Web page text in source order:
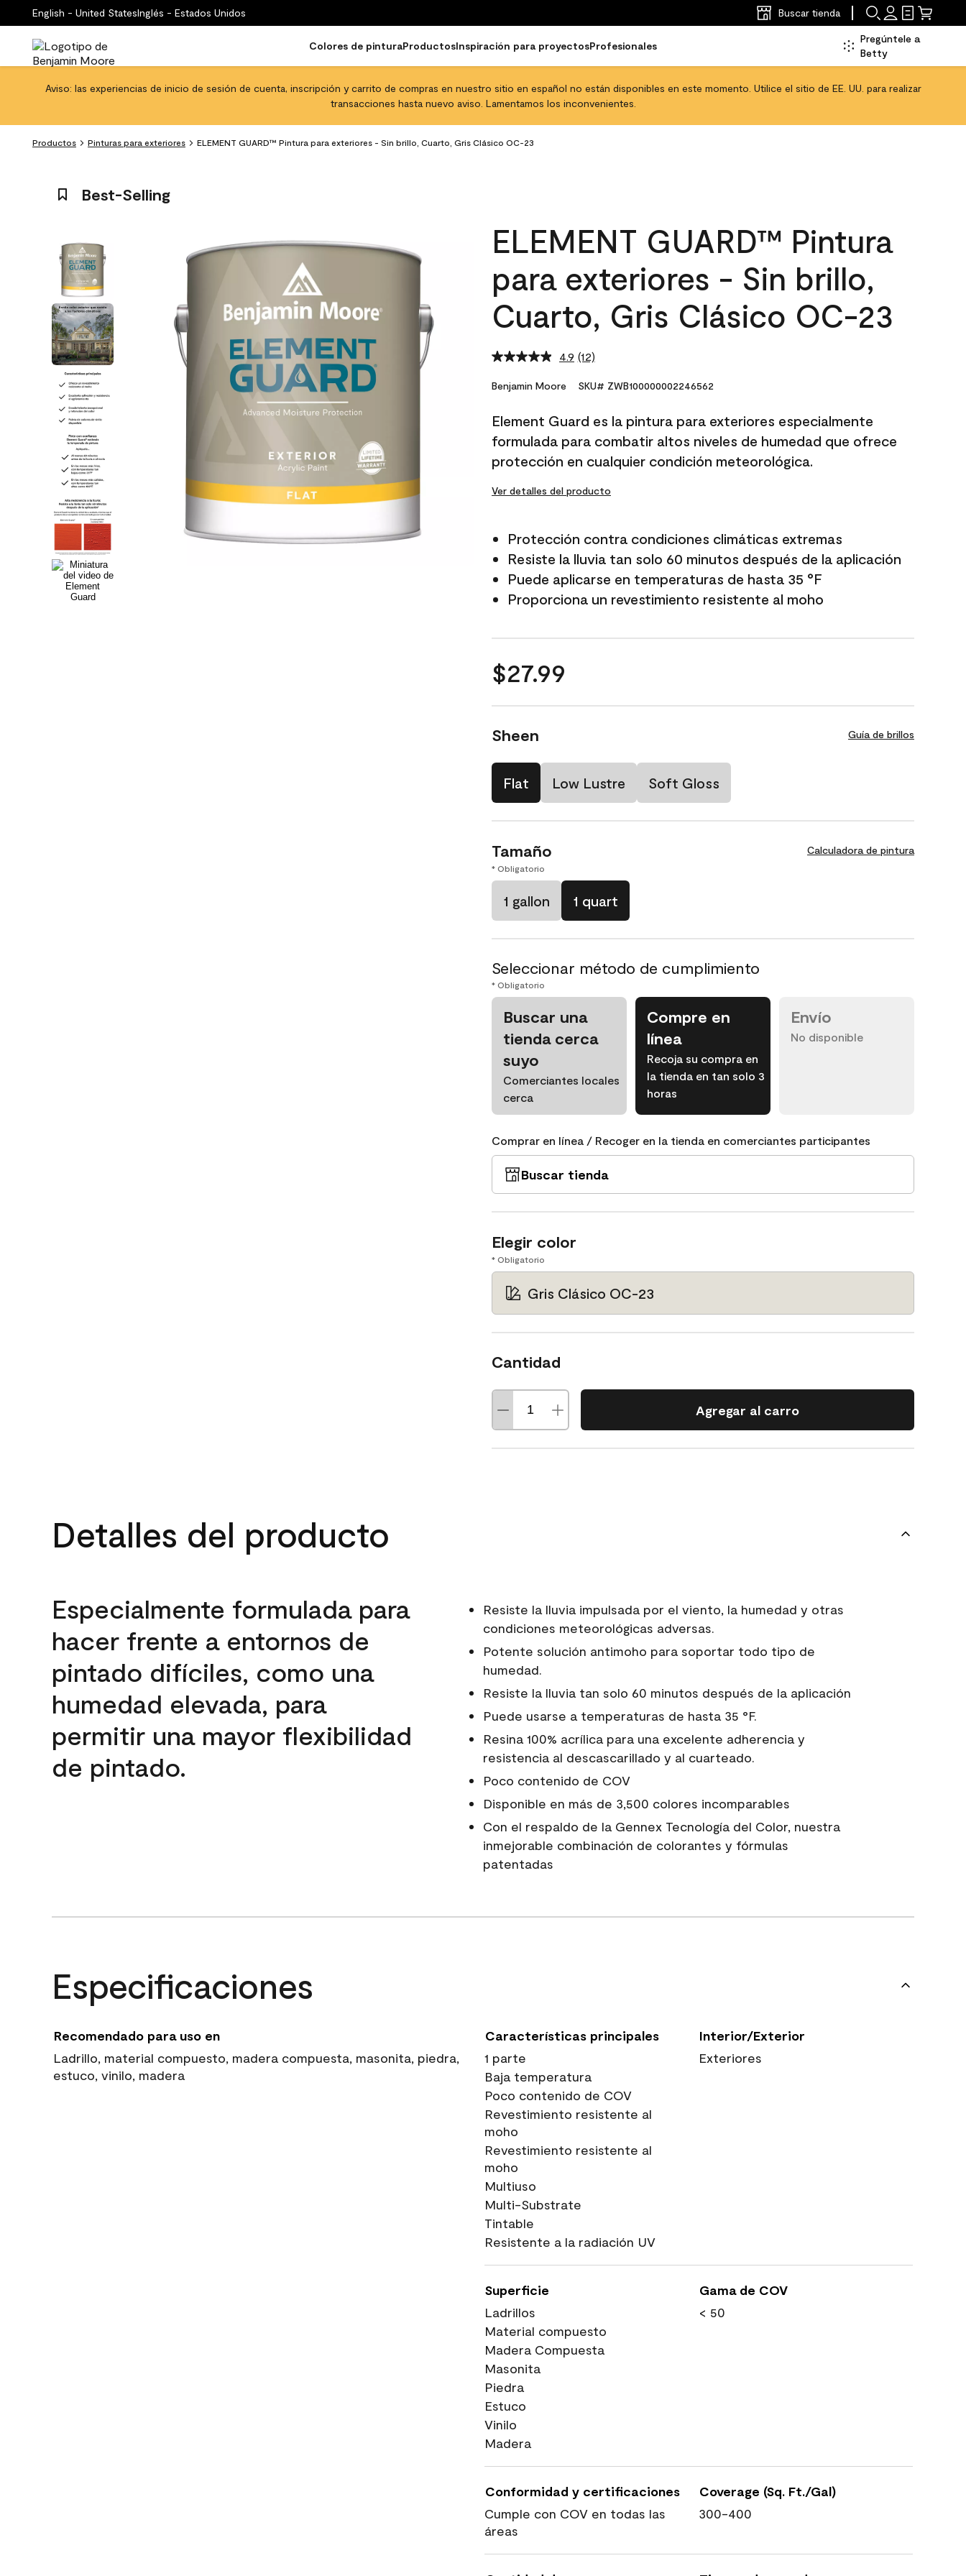
English - United StatesInglés - Estados Unidos Buscar tienda
Colores de pinturaProductosInspiración para proyectosProfesionales
Pregúntele a
Betty
Aviso: las experiencias de inicio de sesión de cuenta, inscripción y carrito de compras en nuestro sitio en español no están disponibles en este momento. Utilice el sitio de EE. UU. para realizar
transacciones hasta nuevo aviso. Lamentamos los inconvenientes.
Productos Pinturas para exteriores ELEMENT GUARD™ Pintura para exteriores - Sin brillo, Cuarto, Gris Clásico OC-23
Best-Selling
ELEMENT GUARD™ Pintura
para exteriores - Sin brillo,
Cuarto, Gris Clásico OC-23
4.9 Read
Reviews.
link.
(12)
Benjamin Moore SKU# ZWB100000002246562
Element Guard es la pintura para exteriores especialmente
formulada para combatir altos niveles de humedad que ofrece
protección en cualquier condición meteorológica.
Ver detalles del producto
Protección contra condiciones climáticas extremas
Resiste la lluvia tan solo 60 minutos después de la aplicación
Puede aplicarse en temperaturas de hasta 35 °F
Proporciona un revestimiento resistente al moho
$27.99
Sheen Guía de brillos
Flat Low Lustre Soft Gloss
Tamaño Calculadora de pintura
* Obligatorio
1 gallon 1 quart
Seleccionar método de cumplimiento
* Obligatorio
Buscar una
tienda cerca
suyo
Comerciantes locales
cerca
Compre en
línea
Recoja su compra en
la tienda en tan solo 3
horas
Envío
No disponible
Comprar en línea / Recoger en la tienda en comerciantes participantes
Buscar tienda
Elegir color
* Obligatorio
Gris Clásico OC-23
Cantidad
Agregar al carro
Detalles del producto
Especialmente formulada para
hacer frente a entornos de
pintado difíciles, como una
humedad elevada, para
permitir una mayor flexibilidad
de pintado.
Resiste la lluvia impulsada por el viento, la humedad y otras
condiciones meteorológicas adversas.
Potente solución antimoho para soportar todo tipo de
humedad.
Resiste la lluvia tan solo 60 minutos después de la aplicación
Puede usarse a temperaturas de hasta 35 °F.
Resina 100% acrílica para una excelente adherencia y
resistencia al descascarillado y al cuarteado.
Poco contenido de COV
Disponible en más de 3,500 colores incomparables
Con el respaldo de la Gennex Tecnología del Color, nuestra
inmejorable combinación de colorantes y fórmulas
patentadas
Especificaciones
Recomendado para uso en
Ladrillo, material compuesto, madera compuesta, masonita, piedra,
estuco, vinilo, madera
Características principales
1 parte
Baja temperatura
Poco contenido de COV
Revestimiento resistente al
moho
Revestimiento resistente al
moho
Multiuso
Multi-Substrate
Tintable
Resistente a la radiación UV
Interior/Exterior
Exteriores
Superficie
Ladrillos
Material compuesto
Madera Compuesta
Masonita
Piedra
Estuco
Vinilo
Madera
Gama de COV
< 50
Conformidad y certificaciones
Cumple con COV en todas las
áreas
Coverage (Sq. Ft./Gal)
300-400